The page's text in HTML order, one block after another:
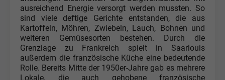
ausreichend Energie versorgt werden mussten. So
sind viele deftige Gerichte entstanden, die aus
Kartoffeln, Möhren, Zwiebeln, Lauch, Bohnen und
weiteren Gemüsesorten bestehen. Durch die
Grenzlage zu Frankreich spielt in Saarlouis
außerdem die französische Küche eine bedeutende
Rolle. Bereits Mitte der 1950er-Jahre gab es mehrere
Lokale, die auch gehobene französische